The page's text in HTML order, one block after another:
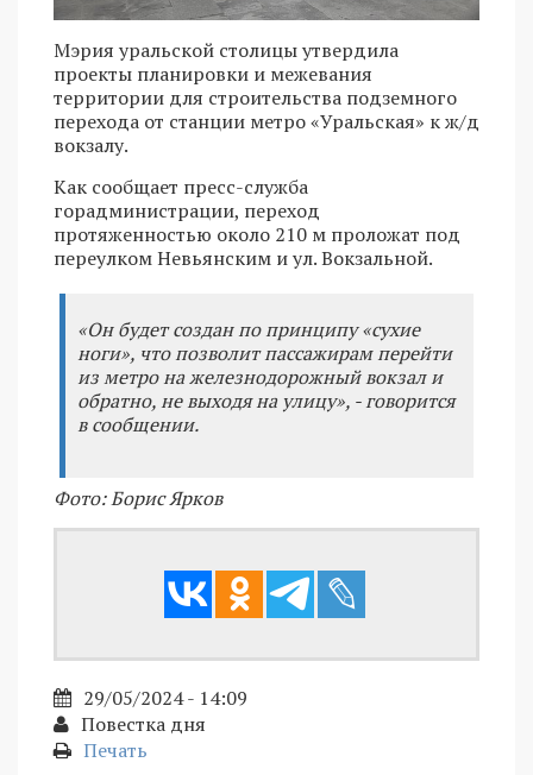
Мэрия уральской столицы утвердила
проекты планировки и межевания
территории для строительства подземного
перехода от станции метро «Уральская» к ж/д
вокзалу.
Как сообщает пресс-служба
горадминистрации, переход
протяженностью около 210 м проложат под
переулком Невьянским и ул. Вокзальной.
«Он будет создан по принципу «сухие
ноги», что позволит пассажирам перейти
из метро на железнодорожный вокзал и
обратно, не выходя на улицу», - говорится
в сообщении.
Фото: Борис Ярков
29/05/2024 - 14:09
Повестка дня
Печать